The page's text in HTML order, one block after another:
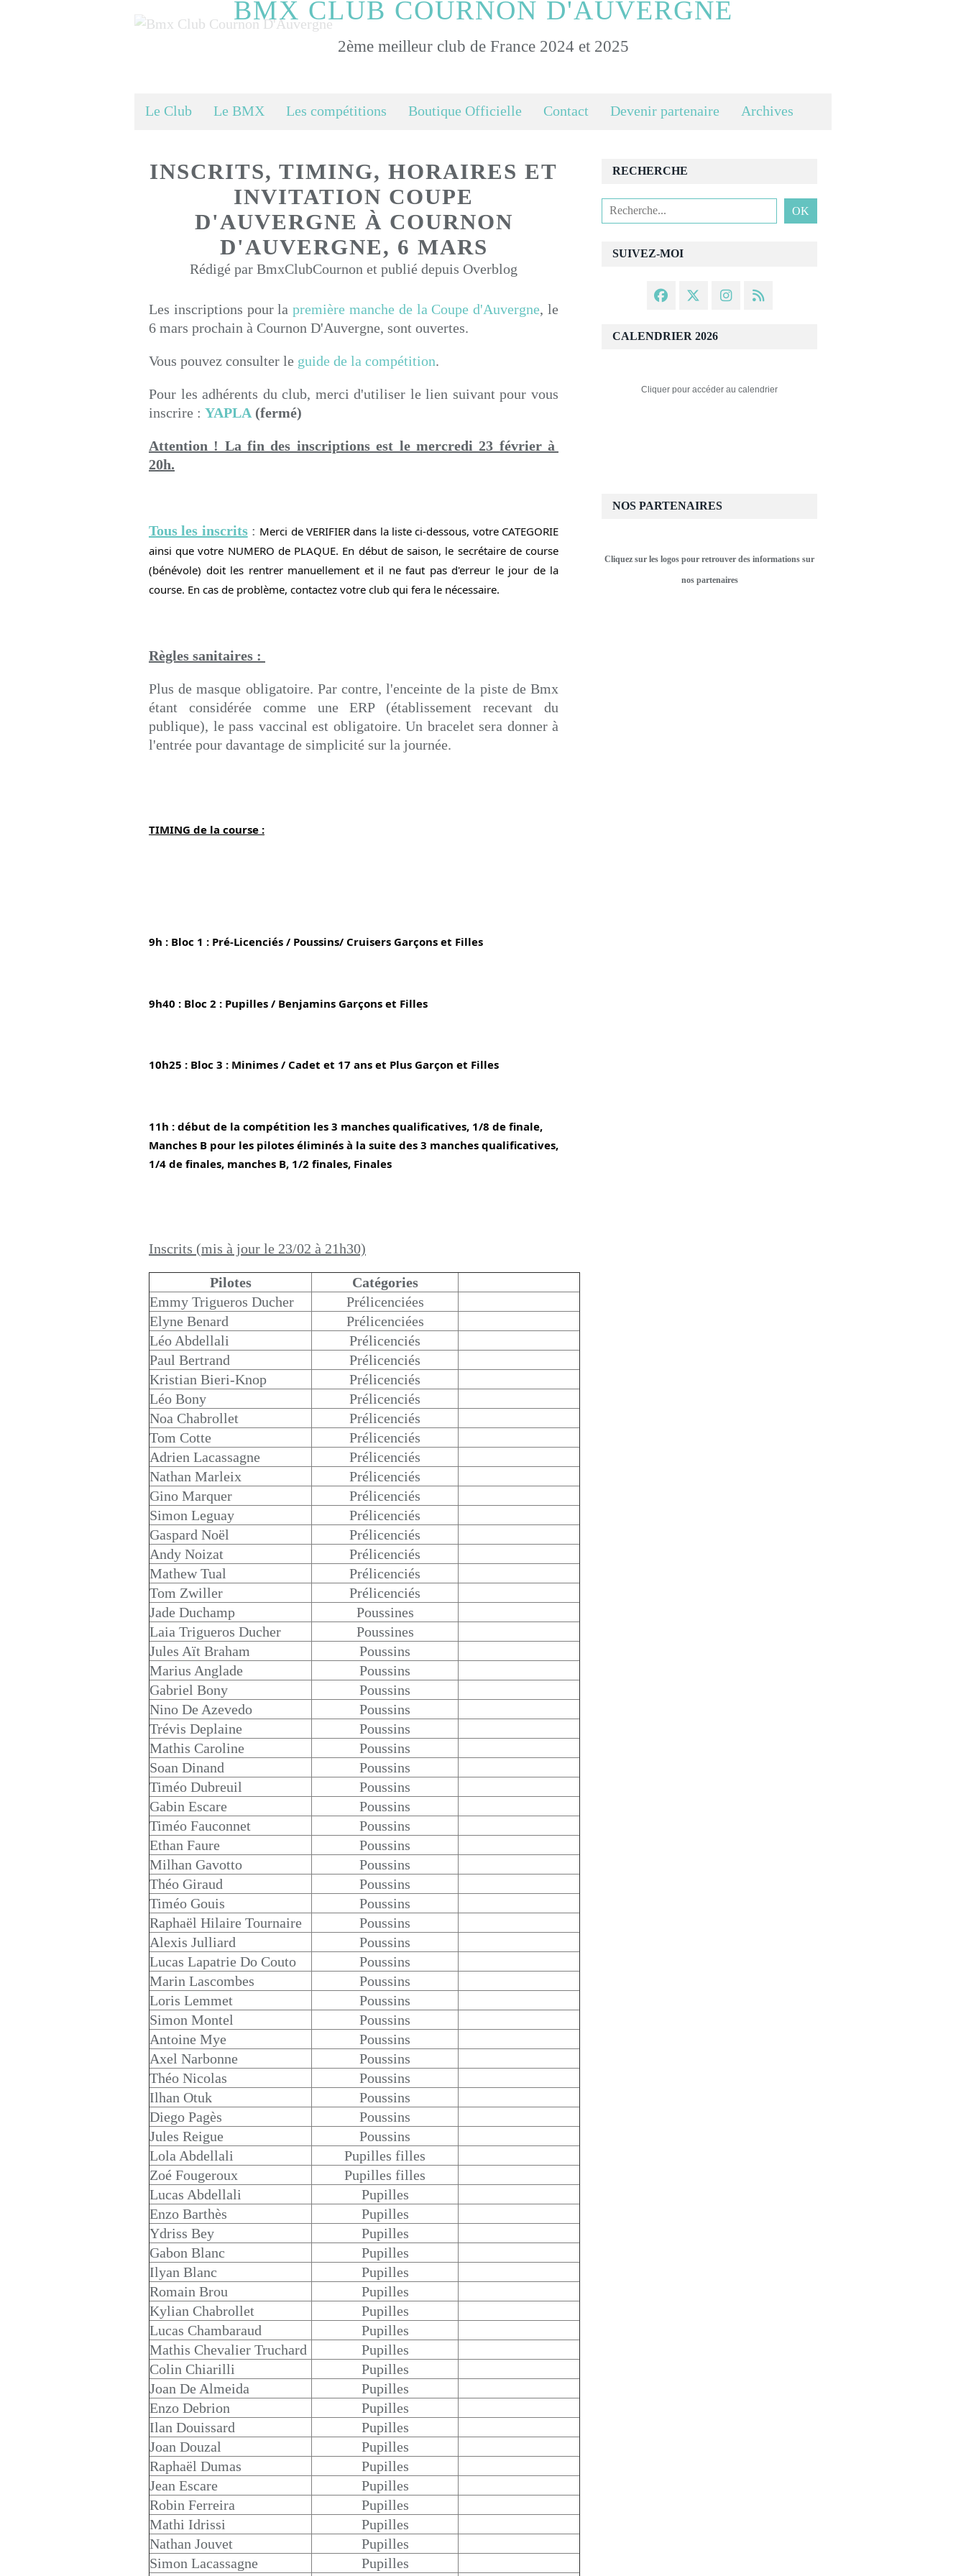
BMX CLUB COURNON D'AUVERGNE
2ème meilleur club de France 2024 et 2025
Le Club Le BMX Les compétitions Boutique Officielle Contact Devenir partenaire Archives
INSCRITS, TIMING, HORAIRES ET
INVITATION COUPE
D'AUVERGNE À COURNON
D'AUVERGNE, 6 MARS
Rédigé par BmxClubCournon et publié depuis Overblog
Les inscriptions pour lapremière manche de la Coupe d'Auvergne, le
6 mars prochain à Cournon D'Auvergne, sont ouvertes.
Vous pouvez consulter le guide de la compétition.
Pour les adhérents du club, merci d'utiliser le lien suivant pour vous
inscrire : YAPLA (fermé)
Attention ! La fin des inscriptions est le mercredi 23 février à
20h.
Tous les inscrits: Merci de VERIFIER dans la liste ci-dessous, votre CATEGORIE
ainsi que votre NUMERO de PLAQUE. En début de saison, le secrétaire de course
(bénévole) doit les rentrer manuellement et il ne faut pas d'erreur le jour de la
course. En cas de problème, contactez votre club qui fera le nécessaire.
Règles sanitaires :
Plus de masque obligatoire. Par contre, l'enceinte de la piste de Bmx
étant considérée comme une ERP (établissement recevant du
publique), le pass vaccinal est obligatoire. Un bracelet sera donner à
l'entrée pour davantage de simplicité sur la journée.
TIMING de la course :
9h : Bloc 1 : Pré-Licenciés / Poussins/ Cruisers Garçons et Filles
9h40 : Bloc 2 : Pupilles / Benjamins Garçons et Filles
10h25 : Bloc 3 : Minimes / Cadet et 17 ans et Plus Garçon et Filles
11h : début de la compétition les 3 manches qualificatives, 1/8 de finale,
Manches B pour les pilotes éliminés à la suite des 3 manches qualificatives,
1/4 de finales, manches B, 1/2 finales, Finales
Inscrits (mis à jour le 23/02 à 21h30)
Pilotes
Catégories
Emmy Trigueros Ducher
Prélicenciées
Elyne Benard
Prélicenciées
Léo Abdellali
Prélicenciés
Paul Bertrand
Prélicenciés
Kristian Bieri-Knop
Prélicenciés
Léo Bony
Prélicenciés
Noa Chabrollet
Prélicenciés
Tom Cotte
Prélicenciés
Adrien Lacassagne
Prélicenciés
Nathan Marleix
Prélicenciés
Gino Marquer
Prélicenciés
Simon Leguay
Prélicenciés
Gaspard Noël
Prélicenciés
Andy Noizat
Prélicenciés
Mathew Tual
Prélicenciés
Tom Zwiller
Prélicenciés
Jade Duchamp
Poussines
Laia Trigueros Ducher
Poussines
Jules Aït Braham
Poussins
Marius Anglade
Poussins
Gabriel Bony
Poussins
Nino De Azevedo
Poussins
Trévis Deplaine
Poussins
Mathis Caroline
Poussins
Soan Dinand
Poussins
Timéo Dubreuil
Poussins
Gabin Escare
Poussins
Timéo Fauconnet
Poussins
Ethan Faure
Poussins
Milhan Gavotto
Poussins
Théo Giraud
Poussins
Timéo Gouis
Poussins
Raphaël Hilaire Tournaire
Poussins
Alexis Julliard
Poussins
Lucas Lapatrie Do Couto
Poussins
Marin Lascombes
Poussins
Loris Lemmet
Poussins
Simon Montel
Poussins
Antoine Mye
Poussins
Axel Narbonne
Poussins
Théo Nicolas
Poussins
Ilhan Otuk
Poussins
Diego Pagès
Poussins
Jules Reigue
Poussins
Lola Abdellali
Pupilles filles
Zoé Fougeroux
Pupilles filles
Lucas Abdellali
Pupilles
Enzo Barthès
Pupilles
Ydriss Bey
Pupilles
Gabon Blanc
Pupilles
Ilyan Blanc
Pupilles
Romain Brou
Pupilles
Kylian Chabrollet
Pupilles
Lucas Chambaraud
Pupilles
Mathis Chevalier Truchard
Pupilles
Colin Chiarilli
Pupilles
Joan De Almeida
Pupilles
Enzo Debrion
Pupilles
Ilan Douissard
Pupilles
Joan Douzal
Pupilles
Raphaël Dumas
Pupilles
Jean Escare
Pupilles
Robin Ferreira
Pupilles
Mathi Idrissi
Pupilles
Nathan Jouvet
Pupilles
Simon Lacassagne
Pupilles
SUIVEZ-MOI
RECHERCHE
CALENDRIER 2026
Cliquer pour accéder au calendrier
NOS PARTENAIRES
Cliquez sur les logos pour retrouver des informations sur
nos partenaires